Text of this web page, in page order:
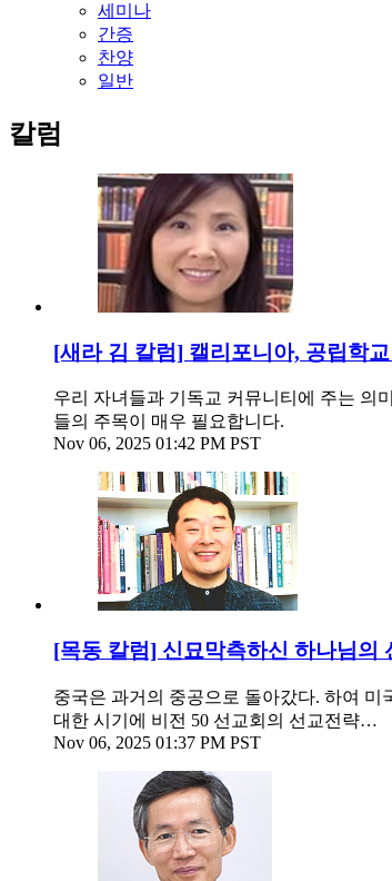
세미나
간증
찬양
일반
칼럼
[새라 김 칼럼] 캘리포니아, 공립학
우리 자녀들과 기독교 커뮤니티에 주는 의
들의 주목이 매우 필요합니다.
Nov 06, 2025 01:42 PM PST
[목동 칼럼] 신묘막측하신 하나님의
중국은 과거의 중공으로 돌아갔다. 하여 미
대한 시기에 비전 50 선교회의 선교전략…
Nov 06, 2025 01:37 PM PST